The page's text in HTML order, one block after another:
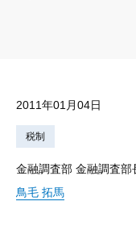
2011年01月04日
税制
金融調査部 金融調査部
鳥毛 拓馬